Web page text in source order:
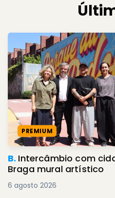
PREMIUM
B. Intercâmbio com cidade
Braga mural artístico
6 agosto 2026